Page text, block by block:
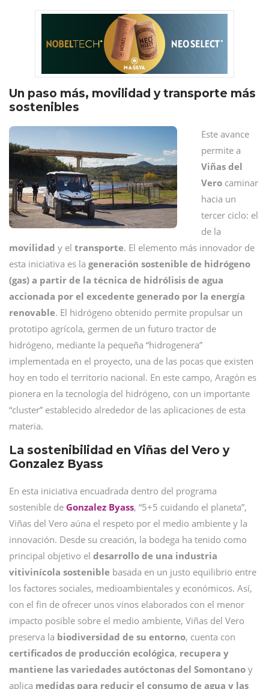
Un paso más, movilidad y transporte más
sostenibles
Este avance
permite a
Viñas del
Vero caminar
hacia un
tercer ciclo: el
de la
movilidad y el transporte. El elemento más innovador de
esta iniciativa es la generación sostenible de hidrógeno
(gas) a partir de la técnica de hidrólisis de agua
accionada por el excedente generado por la energía
renovable. El hidrógeno obtenido permite propulsar un
prototipo agrícola, germen de un futuro tractor de
hidrógeno, mediante la pequeña “hidrogenera”
implementada en el proyecto, una de las pocas que existen
hoy en todo el territorio nacional. En este campo, Aragón es
pionera en la tecnología del hidrógeno, con un importante
“cluster” establecido alrededor de las aplicaciones de esta
materia.
La sostenibilidad en Viñas del Vero y
Gonzalez Byass
En esta iniciativa encuadrada dentro del programa
sostenible de Gonzalez Byass, “5+5 cuidando el planeta”,
Viñas del Vero aúna el respeto por el medio ambiente y la
innovación. Desde su creación, la bodega ha tenido como
principal objetivo el desarrollo de una industria
vitivinícola sostenible basada en un justo equilibrio entre
los factores sociales, medioambientales y económicos. Así,
con el fin de ofrecer unos vinos elaborados con el menor
impacto posible sobre el medio ambiente, Viñas del Vero
preserva la biodiversidad de su entorno, cuenta con
certificados de producción ecológica, recupera y
mantiene las variedades autóctonas del Somontano y
aplica medidas para reducir el consumo de agua y las